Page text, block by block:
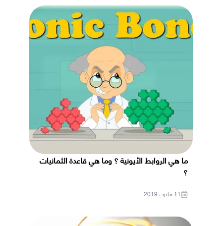
ما هي الروابط الأيونية ؟ وما هي قاعدة الثمانيات
؟
11 مايو ، 2019